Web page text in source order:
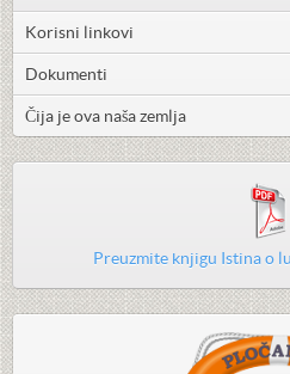
Korisni linkovi
Dokumenti
Čija je ova naša zemlja
Preuzmite knjigu Istina o